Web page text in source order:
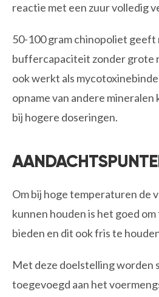
reactie met een zuur volledig
50-100 gram chinopoliet geeft
buffercapaciteit zonder grote
ook werkt als
opname van andere
bij hogere doseringen.
Om bij hoge temperaturen de
kunnen houden is het goed
bieden en dit ook fris te
Met deze doelstelling worden
toegevoegd aan het